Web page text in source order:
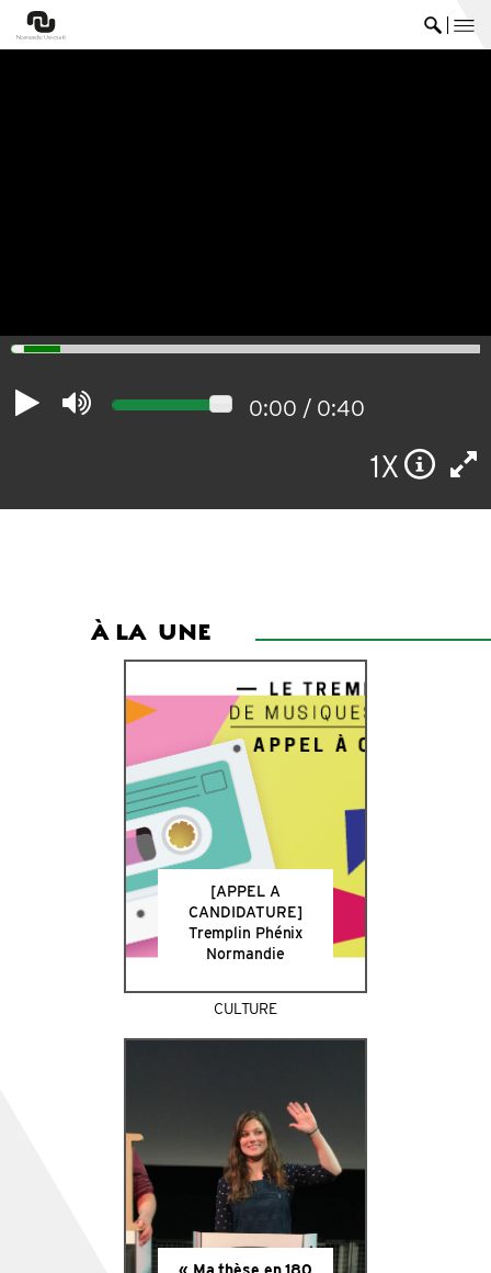
Ouvrir
0:00 / 0:40
À LA UNE
[APPEL A
CANDIDATURE]
Tremplin Phénix
Normandie
CULTURE